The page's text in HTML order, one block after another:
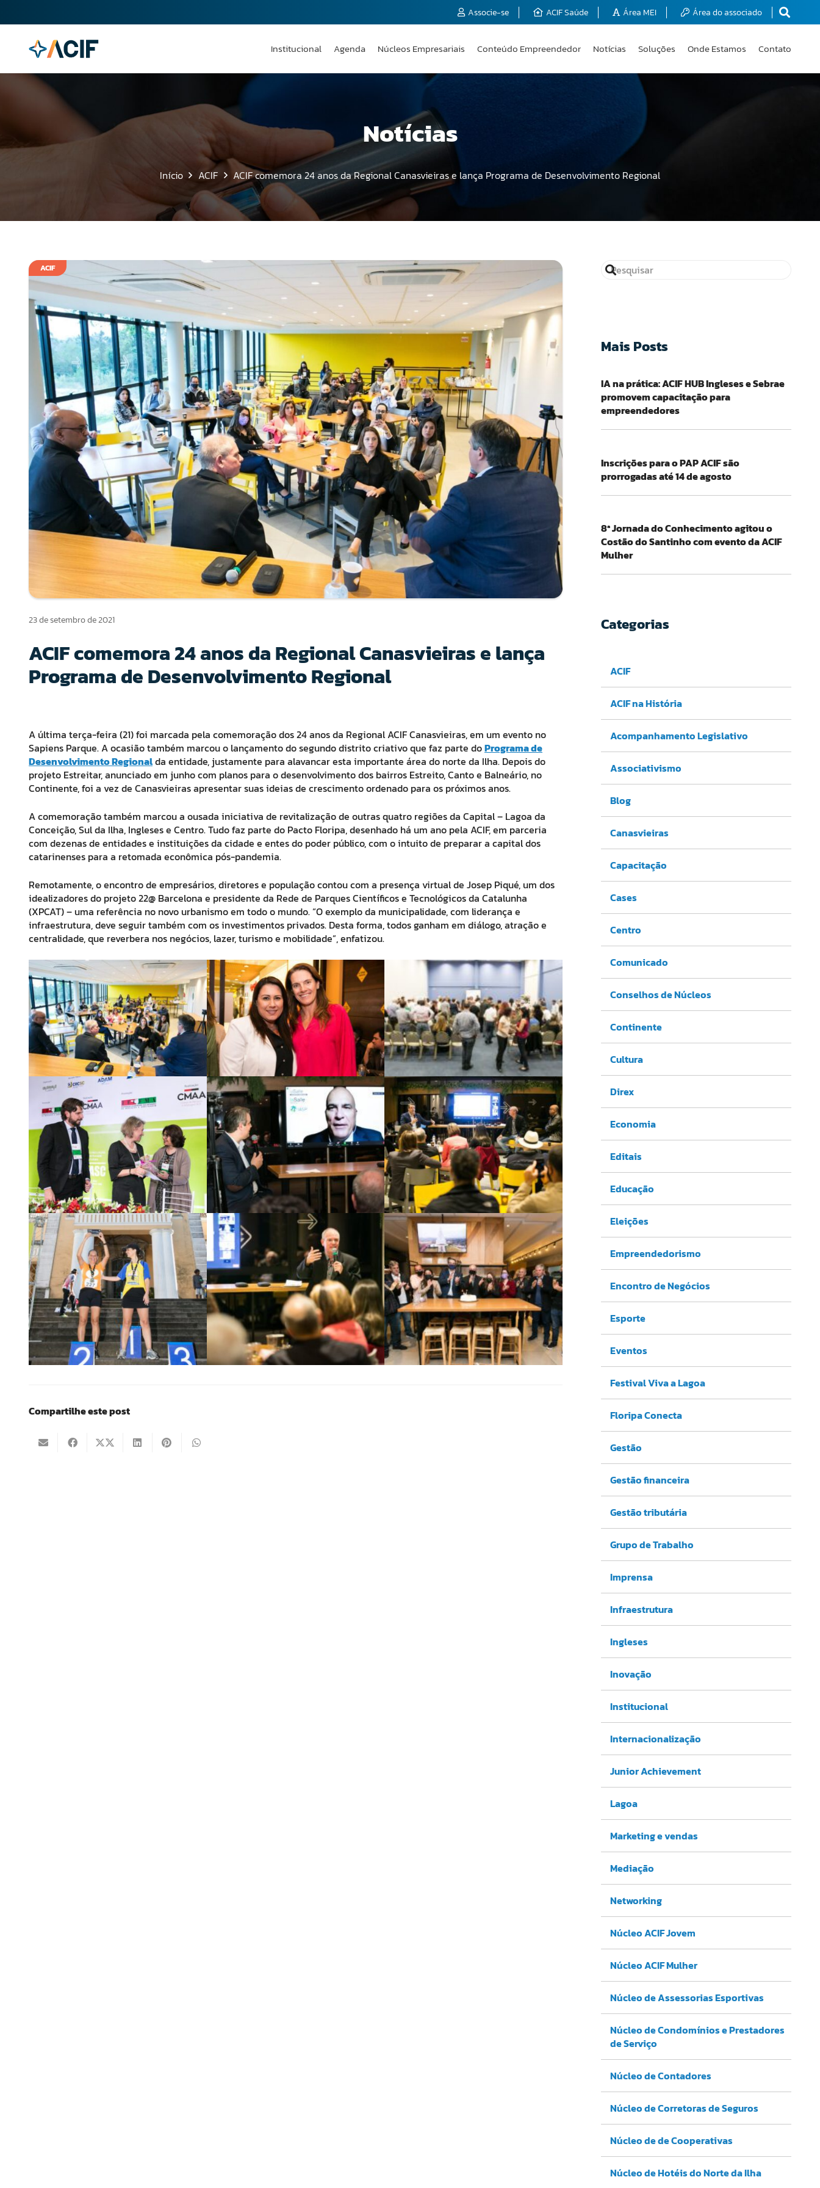
Associe-se ACIF Saúde Área MEI Área do associado
Institucional Agenda Núcleos Empresariais Conteúdo Empreendedor Notícias Soluções Onde Estamos Contato
Notícias
Início ACIF ACIF comemora 24 anos da Regional Canasvieiras e lança Programa de Desenvolvimento Regional
ACIF
23 de setembro de 2021
ACIF comemora 24 anos da Regional Canasvieiras e lança
Programa de Desenvolvimento Regional
A última terça-feira (21) foi marcada pela comemoração dos 24 anos da Regional ACIF Canasvieiras, em um evento no
Sapiens Parque. A ocasião também marcou o lançamento do segundo distrito criativo que faz parte doPrograma de
Desenvolvimento Regionalda entidade, justamente para alavancar esta importante área do norte da Ilha. Depois do
projeto Estreitar, anunciado em junho com planos para o desenvolvimento dos bairros Estreito, Canto e Balneário, no
Continente, foi a vez de Canasvieiras apresentar suas ideias de crescimento ordenado para os próximos anos.
A comemoração também marcou a ousada iniciativa de revitalização de outras quatro regiões da Capital – Lagoa da
Conceição, Sul da Ilha, Ingleses e Centro. Tudo faz parte do Pacto Floripa, desenhado há um ano pela ACIF, em parceria
com dezenas de entidades e instituições da cidade e entes do poder público, com o intuito de preparar a capital dos
catarinenses para a retomada econômica pós-pandemia.
Remotamente, o encontro de empresários, diretores e população contou com a presença virtual de Josep Piqué, um dos
idealizadores do projeto 22@ Barcelona e presidente da Rede de Parques Científicos e Tecnológicos da Catalunha
(XPCAT) – uma referência no novo urbanismo em todo o mundo. “O exemplo da municipalidade, com liderança e
infraestrutura, deve seguir também com os investimentos privados. Desta forma, todos ganham em diálogo, atração e
centralidade, que reverbera nos negócios, lazer, turismo e mobilidade”, enfatizou.
Compartilhe este post
Mais Posts
IA na prática: ACIF HUB Ingleses e Sebrae
promovem capacitação para
empreendedores
Inscrições para o PAP ACIF são
prorrogadas até 14 de agosto
8ª Jornada do Conhecimento agitou o
Costão do Santinho com evento da ACIF
Mulher
Categorias
ACIF
ACIF na História
Acompanhamento Legislativo
Associativismo
Blog
Canasvieiras
Capacitação
Cases
Centro
Comunicado
Conselhos de Núcleos
Continente
Cultura
Direx
Economia
Editais
Educação
Eleições
Empreendedorismo
Encontro de Negócios
Esporte
Eventos
Festival Viva a Lagoa
Floripa Conecta
Gestão
Gestão financeira
Gestão tributária
Grupo de Trabalho
Imprensa
Infraestrutura
Ingleses
Inovação
Institucional
Internacionalização
Junior Achievement
Lagoa
Marketing e vendas
Mediação
Networking
Núcleo ACIF Jovem
Núcleo ACIF Mulher
Núcleo de Assessorias Esportivas
Núcleo de Condomínios e Prestadores
de Serviço
Núcleo de Contadores
Núcleo de Corretoras de Seguros
Núcleo de de Cooperativas
Núcleo de Hotéis do Norte da Ilha